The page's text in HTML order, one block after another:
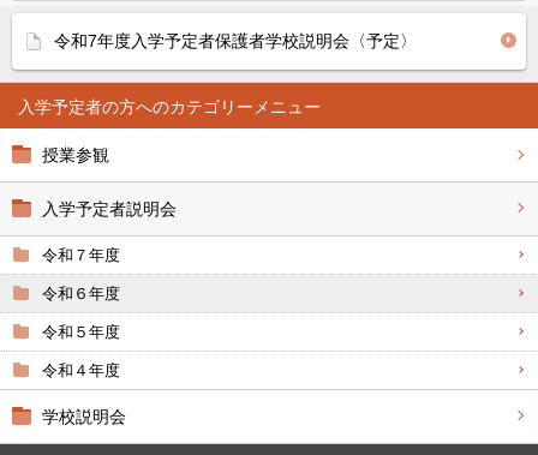
入学予定者の方へ
授業参観
入学予定者説明会
令和７年度
令和６年度
令和５年度
令和４年度
学校説明会
令和7年度入学予定者保護者学校説明会〈予定〉